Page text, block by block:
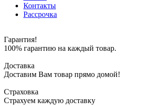
Контакты
Рассрочка
Гарантия!
100% гарантию на каждый товар.
Доставка
Доставим Вам товар прямо домой!
Страховка
Страхуем каждую доставку